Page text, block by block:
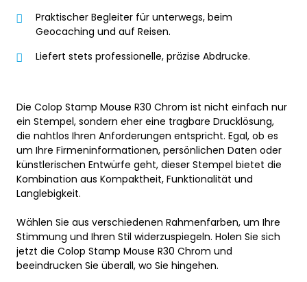
Praktischer Begleiter für unterwegs, beim
Geocaching und auf Reisen.
Liefert stets professionelle, präzise Abdrucke.
Die Colop Stamp Mouse R30 Chrom ist nicht einfach nur
ein Stempel, sondern eher eine tragbare Drucklösung,
die nahtlos Ihren Anforderungen entspricht. Egal, ob es
um Ihre Firmeninformationen, persönlichen Daten oder
künstlerischen Entwürfe geht, dieser Stempel bietet die
Kombination aus Kompaktheit, Funktionalität und
Langlebigkeit.
Wählen Sie aus verschiedenen Rahmenfarben, um Ihre
Stimmung und Ihren Stil widerzuspiegeln. Holen Sie sich
jetzt die Colop Stamp Mouse R30 Chrom und
beeindrucken Sie überall, wo Sie hingehen.